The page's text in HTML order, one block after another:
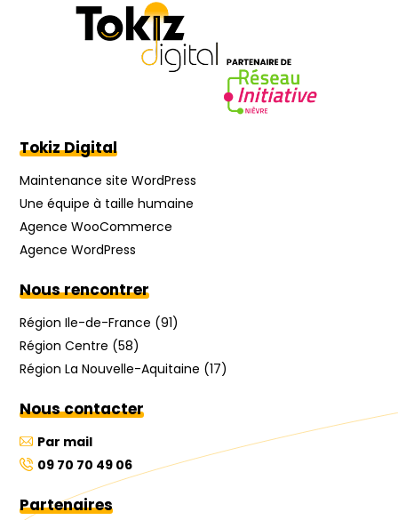
Tokiz Digital
Maintenance site WordPress
Une équipe à taille humaine
Agence WooCommerce
Agence WordPress
Nous rencontrer
Région Ile-de-France (91)
Région Centre (58)
Région La Nouvelle-Aquitaine (17)
Nous contacter
Par mail
09 70 70 49 06
Partenaires